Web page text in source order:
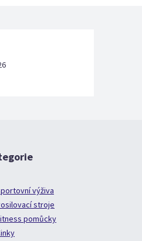
výživa
stroje
pomůcky